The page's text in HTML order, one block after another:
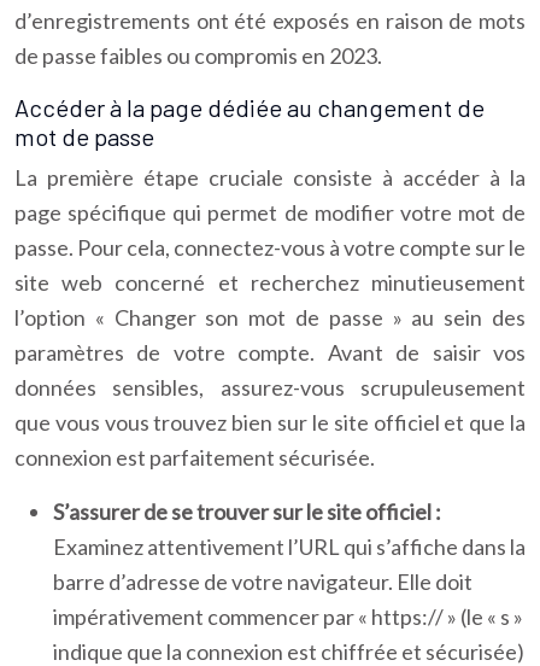
d’enregistrements ont été exposés en raison de mots
de passe faibles ou compromis en 2023.
Accéder à la page dédiée au changement de
mot de passe
La première étape cruciale consiste à accéder à la
page spécifique qui permet de modifier votre mot de
passe. Pour cela, connectez-vous à votre compte sur le
site web concerné et recherchez minutieusement
l’option « Changer son mot de passe » au sein des
paramètres de votre compte. Avant de saisir vos
données sensibles, assurez-vous scrupuleusement
que vous vous trouvez bien sur le site officiel et que la
connexion est parfaitement sécurisée.
S’assurer de se trouver sur le site officiel :
Examinez attentivement l’URL qui s’affiche dans la
barre d’adresse de votre navigateur. Elle doit
impérativement commencer par « https:// » (le « s »
indique que la connexion est chiffrée et sécurisée)